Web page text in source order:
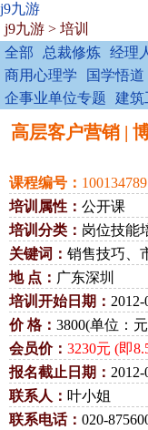
j9九游
j9九游 > 培训
全部
总裁修炼 经理
商用心理学
国学悟道
企事业单位专题
建筑
高层客户营销 |
课程编号： 100134789
培训属性： 公开课
培训分类： 岗位技能
关键词： 销售技巧、
地 点： 广东深圳
培训开始日期： 2012-
价 格： 3800(单位：
会员价： 3230元 (即
报名截止日期： 2012-
联系人： 叶小姐
联系电话： 020-